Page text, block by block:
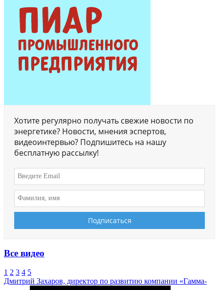
Хотите регулярно получать свежие новости по
энергетике? Новости, мнения эспертов,
видеоинтервью? Подпишитесь на нашу
бесплатную рассылку!
Все видео
1 2 3 4 5
Дмитрий Захаров, директор по развитию компании «Гамма-